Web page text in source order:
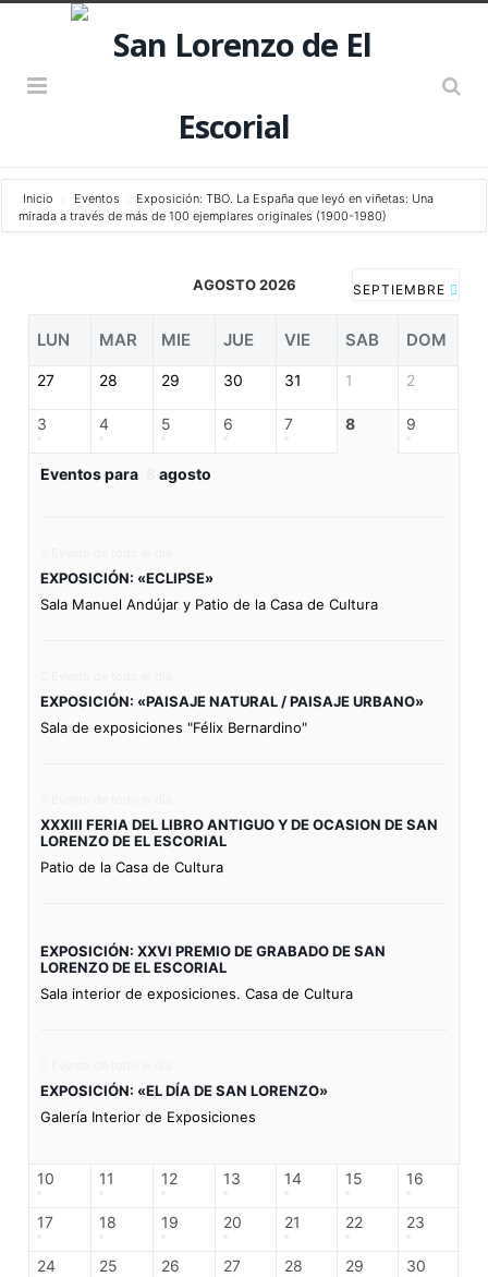
Inicio Eventos
Exposición: TBO. La España que leyó en viñetas: Una
mirada a través de más de 100 ejemplares originales (1900-1980)
AGOSTO 2026 SEPTIEMBRE
LUN MAR MIE JUE VIE SAB DOM
27 28 29 30 31 1 2
3 4 5 6 7 8 9
Eventos para agosto
EXPOSICIÓN: «ECLIPSE»
Sala Manuel Andújar y Patio de la Casa de Cultura
EXPOSICIÓN: «PAISAJE NATURAL / PAISAJE URBANO»
Sala de exposiciones "Félix Bernardino"
XXXIII FERIA DEL LIBRO ANTIGUO Y DE OCASION DE SAN
LORENZO DE EL ESCORIAL
Patio de la Casa de Cultura
EXPOSICIÓN: XXVI PREMIO DE GRABADO DE SAN
LORENZO DE EL ESCORIAL
Sala interior de exposiciones. Casa de Cultura
EXPOSICIÓN: «EL DÍA DE SAN LORENZO»
Galería Interior de Exposiciones
10 11 12 13 14 15 16
17 18 19 20 21 22 23
24 25 26 27 28 29 30